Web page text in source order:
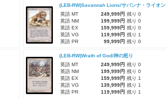
(LEB-RW)Savannah Lions/サバンナ・ライオン
英語 MT
249,999円 残り 0
英語 NM
199,999円 残り 0
英語 EX
159,999円 残り 0
英語 VG
119,999円 残り 1
英語 PR
99,999円 残り 0
(LEB-RW)Wrath of God/神の怒り
英語 MT
249,999円 残り 0
英語 NM
199,999円 残り 0
英語 EX
159,999円 残り 1
英語 VG
139,999円 残り 1
英語 PR
119,999円 残り 1